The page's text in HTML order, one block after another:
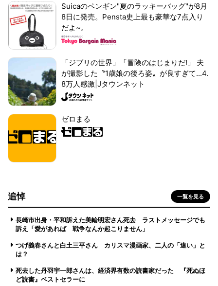
Suicaのペンギン"夏のラッキーバッグ"が8月
8日に発売。Pensta史上最も豪華な7点入り
だよ~。
「ジブリの世界」「冒険のはじまりだ!」 夫
が撮影した〝1歳娘の後ろ姿〟が良すぎて...4.
8万人感激|Jタウンネット
ゼロまる
追悼 一覧を見る
長崎市出身・平和訴えた美輪明宏さん死去 ラストメッセージでも
訴え「愛があれば 戦争なんか起こりません」
つげ義春さんと白土三平さん カリスマ漫画家、二人の「違い」と
は？
死去した丹羽宇一郎さんは、経済界有数の読書家だった 『死ぬほ
ど読書』ベストセラーに